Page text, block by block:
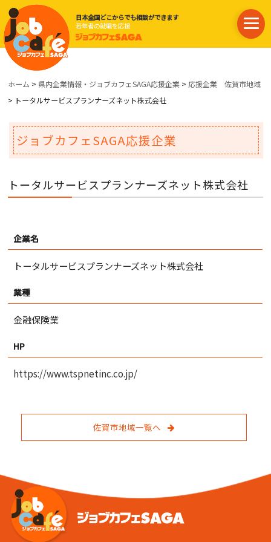
日本全国どこからでも相談ができます
若年者の就職を応援
ホーム > 県内企業情報・ジョブカフェSAGA応援企業 > 応援企業 佐賀市地域
> トータルサービスプランナーズネット株式会社
ジョブカフェSAGA応援企業
トータルサービスプランナーズネット株式会社
企業名
トータルサービスプランナーズネット株式会社
業種
金融保険業
HP
https://www.tspnetinc.co.jp/
佐賀市地域一覧へ